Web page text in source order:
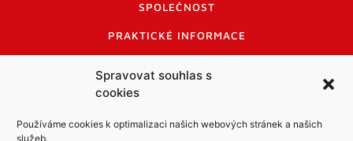
Spravovat souhlas s
cookies
Používáme cookies k optimalizaci našich webových stránek a našich
služeb.
SPOLEČNOST
PRAKTICKÉ INFORMACE
INFORMACE A KODEX DISKUTUJÍCÍCH
LOGO A LOGO MANUÁL